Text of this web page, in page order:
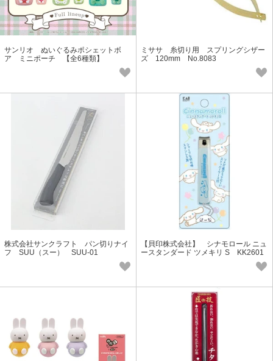
サンリオ ぬいぐるみポシェットボ
ア ミニポーチ 【全6種類】
ミササ 糸切り用 スプリングシザー
ズ 120mm No.8083
株式会社サンクラフト パン切りナイ
フ SUU（スー） SUU-01
【貝印株式会社】 シナモロール ニュ
ースタンダード ツメキリ S KK2601